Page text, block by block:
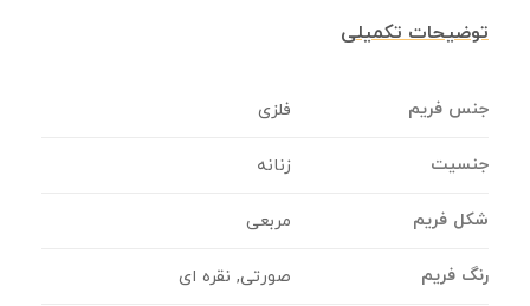
توضیحات تکمیلی
جنس فریم فلزی
جنسیت زنانه
شکل فریم مربعی
رنگ فریم صورتی, نقره ای